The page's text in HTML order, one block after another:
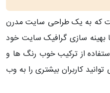
که به یک طراحی سایت مدرن
سازی گرافیک سایت خود
از ترکیب خوب رنگ ها و
کاربران بیشتری را به وب